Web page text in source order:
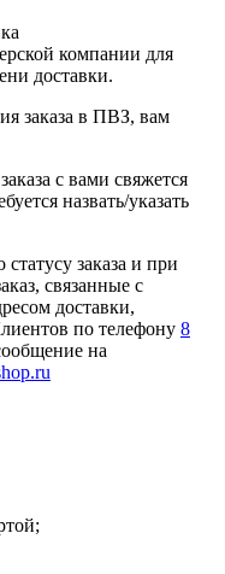
компании для
доставки.
заказа в ПВЗ, вам
с вами свяжется
назвать/указать
заказа и при
связанные с
доставки,
по телефону 8
на